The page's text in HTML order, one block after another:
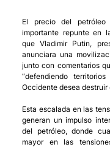
El precio del
importante repunte en
que Vladimir Putin,
anunciara una
junto con comentarios
“defendiendo
Occidente desea destruir
Esta escalada en las
generan un impulso
del petróleo, donde
mayor en las